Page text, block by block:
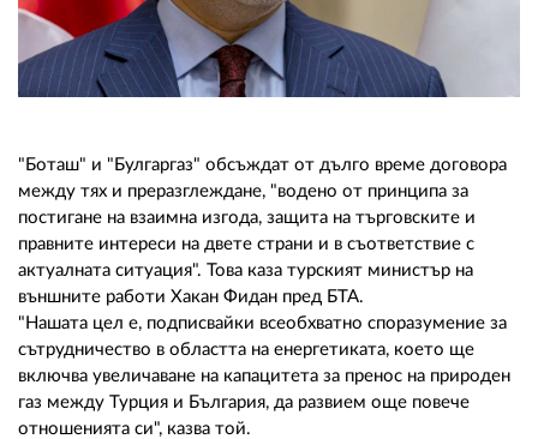
"Боташ" и "Булгаргаз" обсъждат от дълго време договора
между тях и преразглеждане, "водено от принципа за
постигане на взаимна изгода, защита на търговските и
правните интереси на двете страни и в съответствие с
актуалната ситуация". Това каза турският министър на
външните работи Хакан Фидан пред БТА.
"Нашата цел е, подписвайки всеобхватно споразумение за
сътрудничество в областта на енергетиката, което ще
включва увеличаване на капацитета за пренос на природен
газ между Турция и България, да развием още повече
отношенията си", казва той.
ПОЛИТИКАТА ЗА
ПОВЕРИТЕЛНОСТ